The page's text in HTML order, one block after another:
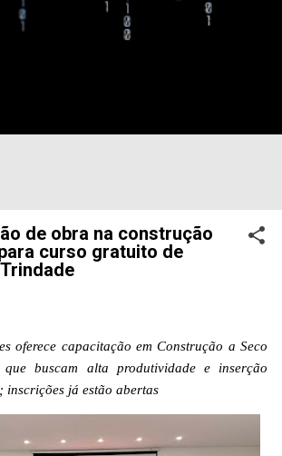
de obra na construção
curso gratuito de
oferece capacitação em Construção a Seco
que buscam alta produtividade e inserção
inscrições já estão abertas